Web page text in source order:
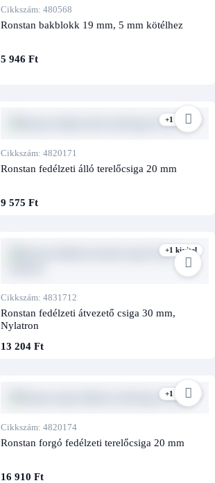
Cikkszám: 480568
Ronstan bakblokk 19 mm, 5 mm kötélhez
5 946 Ft
+1 kivitel
Cikkszám: 4820171
Ronstan fedélzeti álló terelőcsiga 20 mm
9 575 Ft
+1 kivitel
Cikkszám: 4831712
Ronstan fedélzeti átvezető csiga 30 mm,
Nylatron
13 204 Ft
+1 kivitel
Cikkszám: 4820174
Ronstan forgó fedélzeti terelőcsiga 20 mm
16 910 Ft